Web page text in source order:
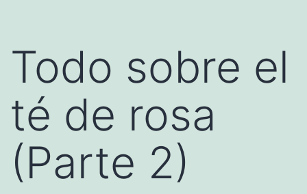
Todo sobre el
té de rosa
(Parte 2)